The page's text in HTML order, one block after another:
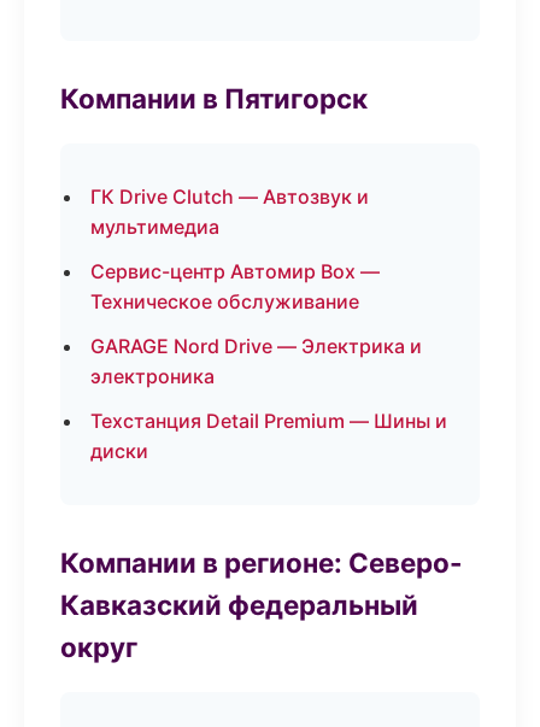
Компании в Пятигорск
ГК Drive Clutch — Автозвук и
мультимедиа
Сервис-центр Автомир Box —
Техническое обслуживание
GARAGE Nord Drive — Электрика и
электроника
Техстанция Detail Premium — Шины и
диски
Компании в регионе: Северо-
Кавказский федеральный
округ